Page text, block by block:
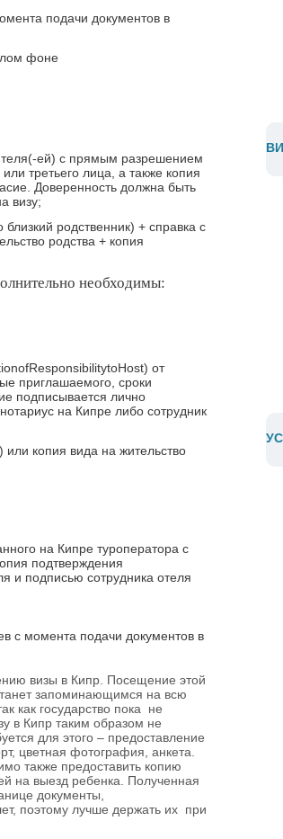
подачи документов в
фоне
ей) с прямым разрешением
третьего лица, а также копия
Доверенность должна быть
визу;
родственник) + справка с
родства + копия
необходимы:
от
приглашаемого, сроки
подписывается лично
на Кипре либо сотрудник
копия вида на жительство
на Кипре туроператора с
подтверждения
и подписью сотрудника отеля
с момента подачи документов в
визы в Кипр. Посещение этой
запоминающимся на всю
как государство пока не
в Кипр таким образом не
для этого – предоставление
цветная фотография, анкета.
также предоставить копию
на выезд ребенка. Полученная
документы,
поэтому лучше держать их при